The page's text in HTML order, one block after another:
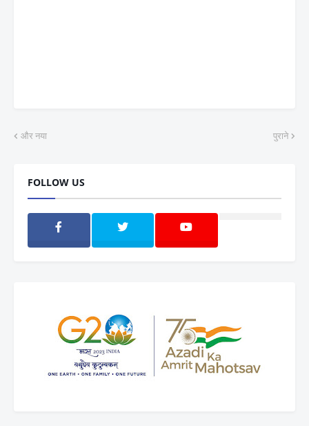
और नया पुराने
FOLLOW US